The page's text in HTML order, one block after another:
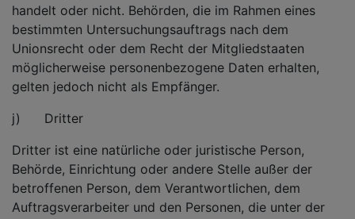
handelt oder nicht. Behörden, die im Rahmen eines
bestimmten Untersuchungsauftrags nach dem
Unionsrecht oder dem Recht der Mitgliedstaaten
möglicherweise personenbezogene Daten erhalten,
gelten jedoch nicht als Empfänger.
j) Dritter
Dritter ist eine natürliche oder juristische Person,
Behörde, Einrichtung oder andere Stelle außer der
betroffenen Person, dem Verantwortlichen, dem
Auftragsverarbeiter und den Personen, die unter der